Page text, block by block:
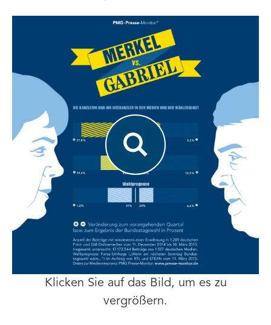
Klicken Sie auf das Bild, um es zu
vergrößern.